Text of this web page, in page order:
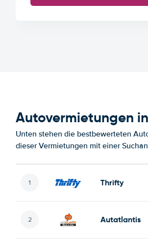
Autovermietungen
Unten stehen die bestbewerteten
dieser Vermietungen mit einer
Thrifty
Autatlantis